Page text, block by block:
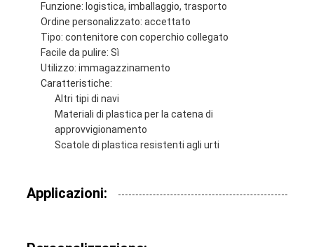
Funzione: logistica, imballaggio, trasporto
Ordine personalizzato: accettato
Tipo: contenitore con coperchio collegato
Facile da pulire: Sì
Utilizzo: immagazzinamento
Caratteristiche:
Altri tipi di navi
Materiali di plastica per la catena di
approvvigionamento
Scatole di plastica resistenti agli urti
Applicazioni: